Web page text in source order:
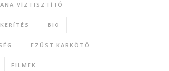
VÍZTISZTÍTÓ
BIO
EZÜST KARKÖTŐ
FILMEK